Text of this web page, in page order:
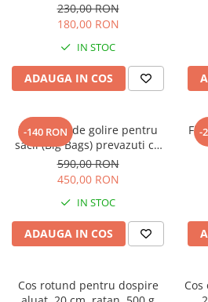
230,00 RON
180,00 RON
IN STOC
ADAUGA IN COS
-140 RON
Dispozitiv de golire pentru
sacii (Big Bags) prevazuti cu
gura de golire
590,00 RON
450,00 RON
IN STOC
ADAUGA IN COS
-
Fir
Cos rotund pentru dospire